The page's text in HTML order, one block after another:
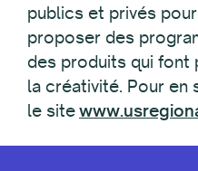
publics et privés
proposer des
des produits qui
la créativité. Pour en
le site